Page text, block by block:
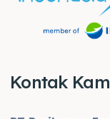
Kontak